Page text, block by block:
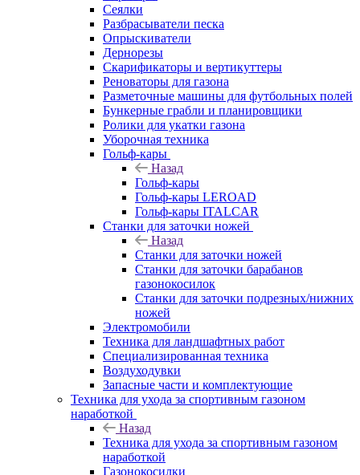
Сеялки
Разбрасыватели песка
Опрыскиватели
Дернорезы
Скарификаторы и вертикуттеры
Реноваторы для газона
Разметочные машины для футбольных полей
Бункерные грабли и планировщики
Ролики для укатки газона
Уборочная техника
Гольф-кары
Назад
Гольф-кары
Гольф-кары LEROAD
Гольф-кары ITALCAR
Станки для заточки ножей
Назад
Станки для заточки ножей
Станки для заточки барабанов
газонокосилок
Станки для заточки подрезных/нижних
ножей
Электромобили
Техника для ландшафтных работ
Специализированная техника
Воздуходувки
Запасные части и комплектующие
Техника для ухода за спортивным газоном
наработкой
Назад
Техника для ухода за спортивным газоном
наработкой
Газонокосилки